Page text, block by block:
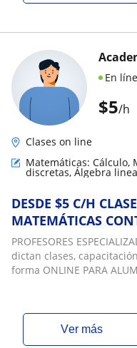
$5/h
En
Clases on line
Matemáticas: Cálculo,
discretas, Álgebra
DESDE $5 C/H
MATEMÁTICAS
ESTADÍSTICA,
MICROECONOMÍA
PROFESORES
dictan clases,
forma ONLINE PARA
ver más